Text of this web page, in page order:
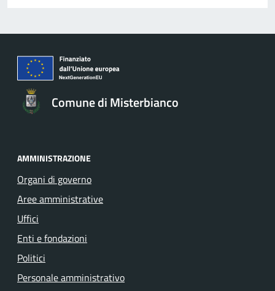
Comune di Misterbianco
AMMINISTRAZIONE
Organi di governo
Aree amministrative
Uffici
Enti e fondazioni
Politici
Personale amministrativo